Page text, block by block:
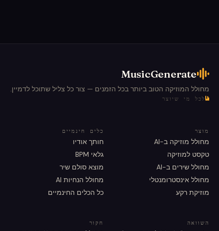
MusicGenerate
מחולל המוזיקה הטוב ביותר בכל הזמנים — צור כל צליל שתוכל לדמיין.
לכל מי שיוצר
מוצר
מחולל מוזיקה ב-AI
טקסט למוזיקה
מחולל שירים ב-AI
מחולל אינסטרומנטלי
מוזיקת רקע
כלים חינמיים
חותך אודיו
גלאי BPM
מוצא סולם שיר
מחולל הנחיות AI
כל הכלים החינמיים
השוואה חקור